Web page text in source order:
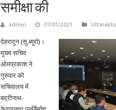
समीक्षा की
admin 07/01/2021
देहरादून (सू.ब्यूरो)।
मुख्य सचिव
ओमप्रकाश ने
गुरुवार को
सचिवालय में
बद्रीनाथ-